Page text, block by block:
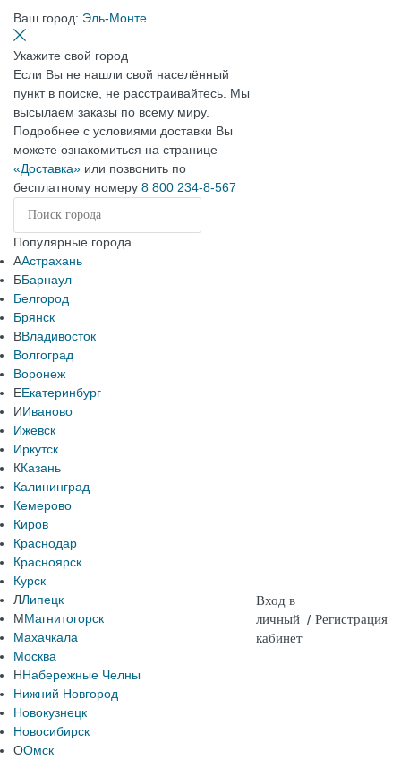
Ваш город: Эль-Монте
Укажите свой город
Если Вы не нашли свой населённый
пункт в поиске, не расстраивайтесь. Мы
высылаем заказы по всему миру.
Подробнее с условиями доставки Вы
можете ознакомиться на странице
«Доставка» или позвонить по
бесплатному номеру 8 800 234-8-567
Популярные города
ААстрахань
ББарнаул
Белгород
Брянск
ВВладивосток
Волгоград
Воронеж
ЕЕкатеринбург
ИИваново
Ижевск
Иркутск
ККазань
Калининград
Кемерово
Киров
Краснодар
Красноярск
Курск
ЛЛипецк
ММагнитогорск
Махачкала
Москва
ННабережные Челны
Нижний Новгород
Новокузнецк
Новосибирск
ООмск
Вход в
личный
кабинет
/ Регистрация